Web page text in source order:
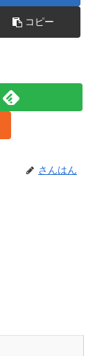
コピー
さんはん